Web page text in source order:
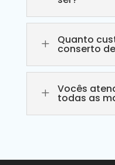
L Quanto
conserto
L Vocês
todas as